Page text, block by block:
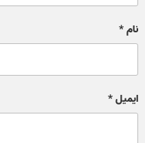
نام*
ایمیل*